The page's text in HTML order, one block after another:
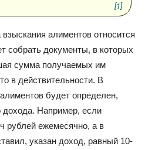
[1]
алиментов относится
собрать документы, в которых
сумма получаемых им
в действительности. В
будет определен,
дохода. Например, если
рублей ежемесячно, а в
указан доход, равный 10-